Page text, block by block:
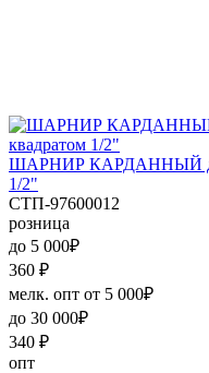
ШАРНИР КАРДАННЫЙ для
1/2"
СТП-97600012
розница
до 5 000₽
360 ₽
мелк. опт от 5 000₽
до 30 000₽
340 ₽
опт